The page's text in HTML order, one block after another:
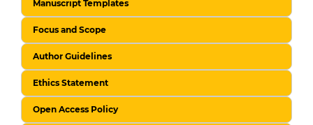
Manuscript Templates
Focus and Scope
Author Guidelines
Ethics Statement
Open Access Policy